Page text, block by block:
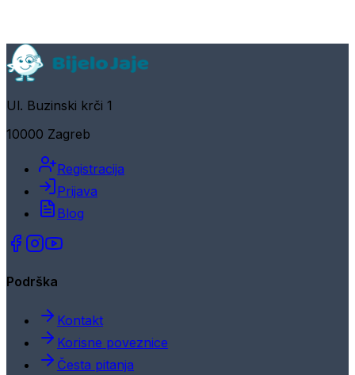
Ul. Buzinski krči 1
10000 Zagreb
Registracija
Prijava
Blog
Podrška
Kontakt
Korisne poveznice
Česta pitanja